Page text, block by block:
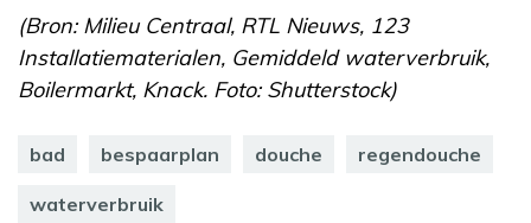
(Bron: Milieu Centraal, RTL Nieuws, 123
Installatiematerialen, Gemiddeld waterverbruik,
Boilermarkt, Knack. Foto: Shutterstock)
bad bespaarplan douche regendouche
waterverbruik